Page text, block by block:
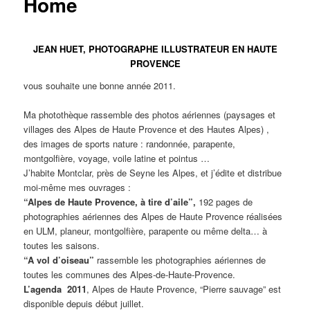
JEAN HUET, PHOTOGRAPHE ILLUSTRATEUR EN HAUTE
PROVENCE
vous souhaite une bonne année 2011.
Ma photothèque rassemble des photos aériennes (paysages et
villages des Alpes de Haute Provence et des Hautes Alpes) ,
des images de sports nature : randonnée, parapente,
montgolfière, voyage, voile latine et pointus …
J’habite Montclar, près de Seyne les Alpes, et j’édite et distribue
moi-même mes ouvrages :
“Alpes de Haute Provence, à tire d’aile”, 192 pages de
photographies aériennes des Alpes de Haute Provence réalisées
en ULM, planeur, montgolfière, parapente ou même delta… à
toutes les saisons.
“A vol d’oiseau” rassemble les photographies aériennes de
toutes les communes des Alpes-de-Haute-Provence.
L’agenda 2011, Alpes de Haute Provence, “Pierre sauvage” est
disponible depuis début juillet.